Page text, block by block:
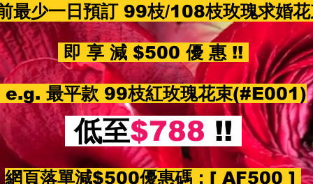
最少一日預訂 99枝/108枝玫瑰求婚
即 享 減 $500 優 惠 !!
e.g. 最平款 99枝紅玫瑰花束(#E001)
低至$788 !!
網頁落單減$500優惠碼： [ AF500 ]